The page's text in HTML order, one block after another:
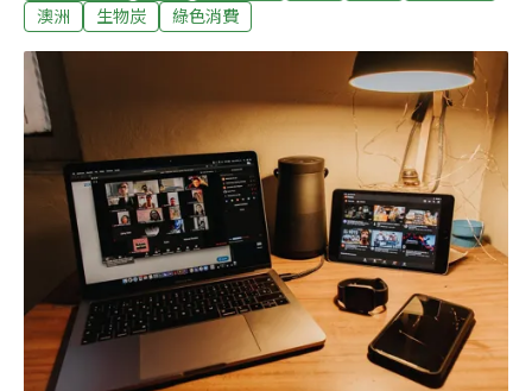
供人免費取用。桶子上寫著：「咖啡渣具有多種用途，可
讓人一目了然咖啡渣的功用，事實上，咖啡渣的用處可不
僅於此。咖啡渣製成生物炭 為混凝土增加30%強度咖啡渣
是日常生活常見的廢棄物，但他們的歸處可不只是垃圾掩
埋場，近年來在各領域專家的研究下，有了愈來愈廣泛的
應用。其中一個備受矚目的新應用，就是取代混凝土中的
部分沙子，神奇的是，研究發現加入咖啡渣的新配方，能
讓混凝土的強度增加將近30%。主持這項研究的皇家墨爾
本理工大學材料科學家暨結構設計工程師羅伊前德
（Rajeev Roychand）表示，咖啡渣在原
澳洲
生物炭 綠色消費